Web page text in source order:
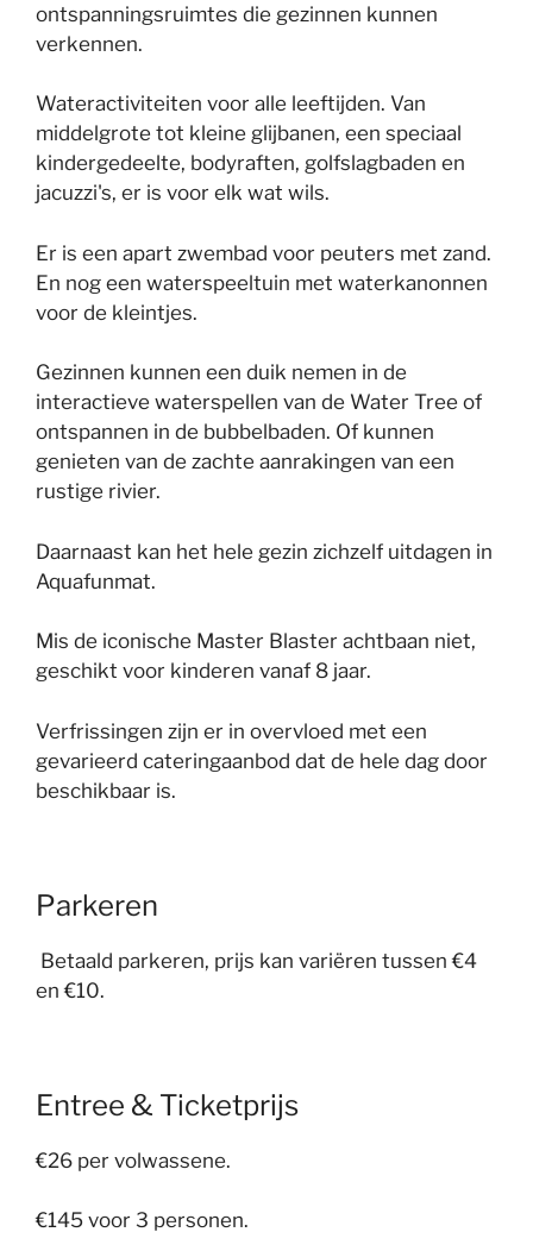
ontspanningsruimtes die gezinnen kunnen
verkennen.
Wateractiviteiten voor alle leeftijden. Van
middelgrote tot kleine glijbanen, een speciaal
kindergedeelte, bodyraften, golfslagbaden en
jacuzzi's, er is voor elk wat wils.
Er is een apart zwembad voor peuters met zand.
En nog een waterspeeltuin met waterkanonnen
voor de kleintjes.
Gezinnen kunnen een duik nemen in de
interactieve waterspellen van de Water Tree of
ontspannen in de bubbelbaden. Of kunnen
genieten van de zachte aanrakingen van een
rustige rivier.
Daarnaast kan het hele gezin zichzelf uitdagen in
Aquafunmat.
Mis de iconische Master Blaster achtbaan niet,
geschikt voor kinderen vanaf 8 jaar.
Verfrissingen zijn er in overvloed met een
gevarieerd cateringaanbod dat de hele dag door
beschikbaar is.
Parkeren
Betaald parkeren, prijs kan variëren tussen €4
en €10.
Entree & Ticketprijs
€26 per volwassene.
€145 voor 3 personen.